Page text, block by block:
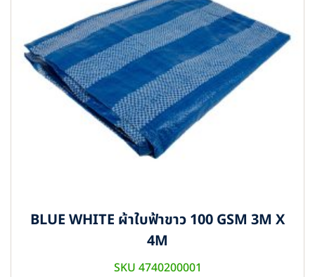
BLUE WHITE ผ้าใบฟ้าขาว 100 GSM 3M X
4M
SKU 4740200001